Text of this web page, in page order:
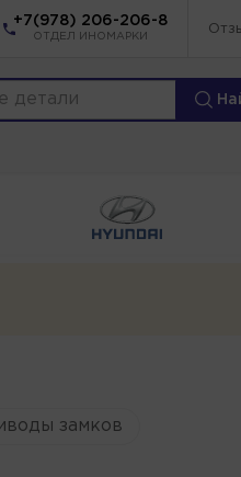
+7(978) 206-206-8
ОТДЕЛ ИНОМАРКИ
замков